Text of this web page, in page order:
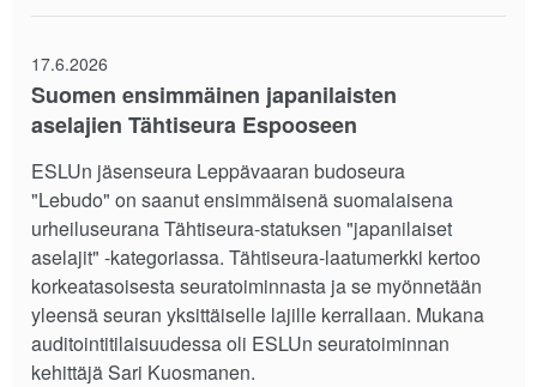
17.6.2026
Suomen ensimmäinen japanilaisten
aselajien Tähtiseura Espooseen
ESLUn jäsenseura Leppävaaran budoseura
"Lebudo" on saanut ensimmäisenä suomalaisena
urheiluseurana Tähtiseura-statuksen "japanilaiset
aselajit" -kategoriassa. Tähtiseura-laatumerkki kertoo
korkeatasoisesta seuratoiminnasta ja se myönnetään
yleensä seuran yksittäiselle lajille kerrallaan. Mukana
auditointitilaisuudessa oli ESLUn seuratoiminnan
kehittäjä Sari Kuosmanen.